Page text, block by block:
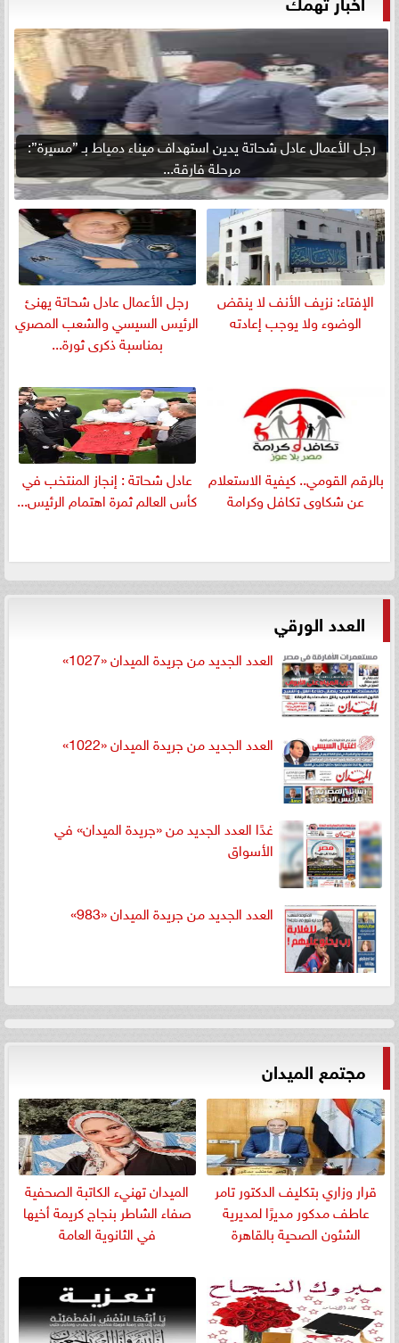
رجل الأعمال عادل شحاتة يدين استهداف ميناء دمياط بـ ”مسيرة”:
مرحلة فارقة...
الإفتاء: نزيف الأنف لا ينقض
الوضوء ولا يوجب إعادته
رجل الأعمال عادل شحاتة يهنئ
الرئيس السيسي والشعب المصري
بمناسبة ذكرى ثورة...
بالرقم القومي.. كيفية الاستعلام
عن شكاوى تكافل وكرامة
عادل شحاتة : إنجاز المنتخب في
كأس العالم ثمرة اهتمام الرئيس...
العدد الورقي
العدد الجديد من جريدة الميدان «1027»
العدد الجديد من جريدة الميدان «1022»
غدًا العدد الجديد من «جريدة الميدان» في
الأسواق
العدد الجديد من جريدة الميدان «983»
مجتمع الميدان
قرار وزاري بتكليف الدكتور تامر
عاطف مدكور مديرًا لمديرية
الشئون الصحية بالقاهرة
الميدان تهنيء الكاتبة الصحفية
صفاء الشاطر بنجاج كريمة أخيها
في الثانوية العامة